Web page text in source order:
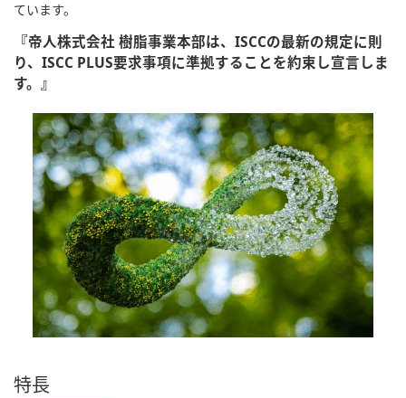
ています。
『帝人株式会社 樹脂事業本部は、ISCCの最新の規定に則
り、ISCC PLUS要求事項に準拠することを約束し宣言しま
す。』
特長